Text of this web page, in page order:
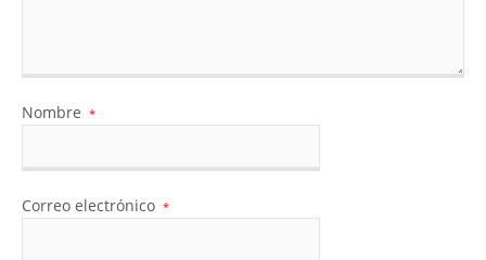
Nombre *
Correo electrónico *